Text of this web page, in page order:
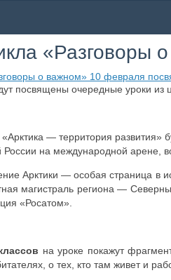
«Разговоры
посвящены очередные уроки из
— территория развития»
на международной арене,
Арктики — особая страница в
магистраль региона —
«Росатом».
на уроке покажут
о тех, кто там живет и